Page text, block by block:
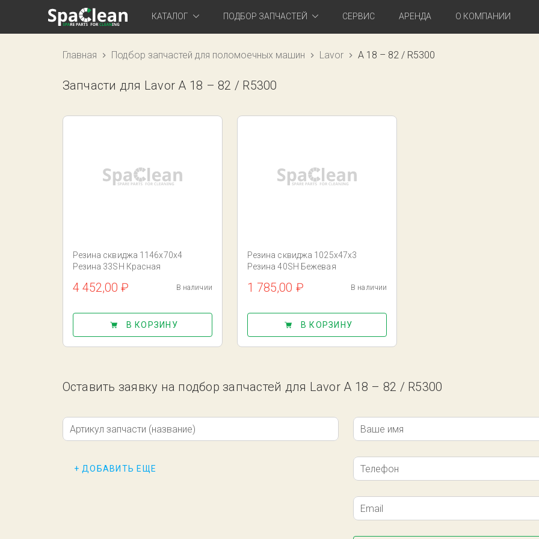
КАТАЛОГ ПОДБОР ЗАПЧАСТЕЙ СЕРВИС АРЕНДА О КОМПАНИИ
Главная Подбор запчастей для поломоечных машин Lavor A 18 – 82 / R5300
Запчасти для Lavor A 18 – 82 / R5300
Резина сквиджа 1146x70x4
Резина 33SH Красная
4 452,00 ₽ В наличии
В КОРЗИНУ
Резина сквиджа 1025x47x3
Резина 40SH Бежевая
1 785,00 ₽ В наличии
В КОРЗИНУ
Оставить заявку на подбор запчастей для Lavor A 18 – 82 / R5300
Артикул запчасти (название)
+ ДОБАВИТЬ ЕЩЕ
Ваше имя
Телефон
Email